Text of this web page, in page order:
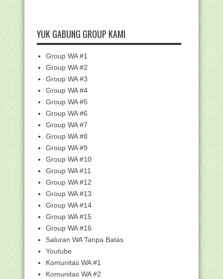
►April(39)
►Maret(62)
▼Februari(76)
Di Hadapan Nahdhiyyin, Presiden Ajak
Indonesia Bel...
Penawaran Beasiswa Dari Kuwait
National Comission ...
Apapun Sekolahnya, yang Penting
Orang Tuanya
Kemenag Sebut Agama Yahudi di
Indonesia Dilindungi...
Kemenag Terbitkan Fikih Ibadah Braille
untuk Disab...
Dua Siswa MAN Kapuas Juara Panahan
Nasional
NIK e-KTP TKA China Masuk DPT, KPU
Cianjur Akui Sa...
CPNS Kemenag dalam Proses
Konsinyasi Usul NIP
Jaga Pandanganmu Diluar Agar Istrimu
Kisah Penyandang Tuna Daksa Jemput
Asa Jadi Abdi N...
YUK GABUNG GROUP KAMI
Group WA #1
Group WA #2
Group WA #3
Group WA #4
Group WA #5
Group WA #6
Group WA #7
Group WA #8
Group WA #9
Group WA #10
Group WA #11
Group WA #12
Group WA #13
Group WA #14
Group WA #15
Group WA #16
Saluran WA Tanpa Batas
Youtube
Komunitas WA #1
Komunitas WA #2